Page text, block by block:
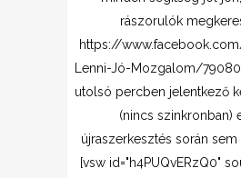
rászorulók
https://
Lenni-Jó-Mozgalom/
utolsó percben jelentkező
(nincs szinkronban)
újraszerkesztés során sem
[vsw id="h4PUQvERzQ0"